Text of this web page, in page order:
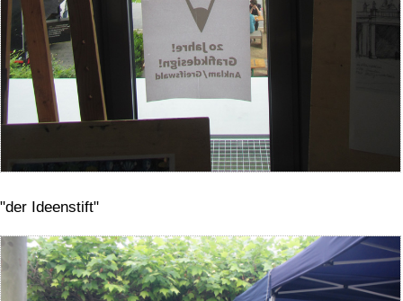
"der Ideenstift"